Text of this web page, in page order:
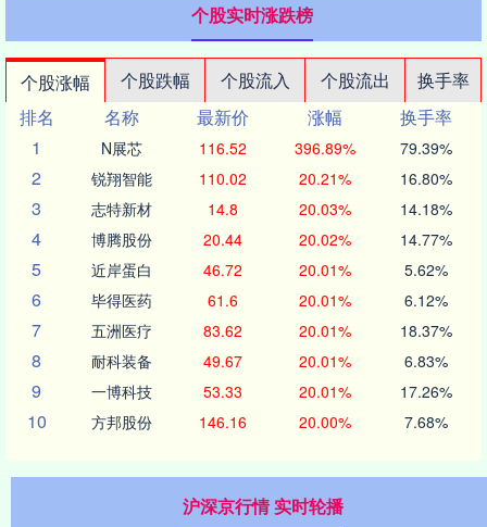
个股实时涨跌榜
个股涨幅 个股跌幅 个股流入 个股流出
换手率
排名
名称 最新价 涨幅
换手率
1
N展芯 116.52 396.89% 79.39%
2 锐翔智能 110.02 20.21% 16.80%
3 志特新材 14.8 20.03% 14.18%
4 博腾股份 20.44 20.02% 14.77%
5 近岸蛋白 46.72 20.01% 5.62%
6 毕得医药 61.6 20.01% 6.12%
7 五洲医疗 83.62 20.01% 18.37%
8 耐科装备 49.67 20.01% 6.83%
9 一博科技 53.33 20.01% 17.26%
10 方邦股份 146.16 20.00% 7.68%
沪深京行情 实时轮播